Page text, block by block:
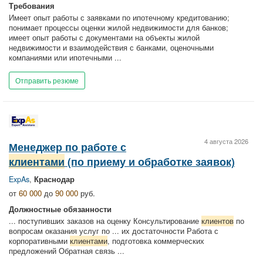
Требования
Имеет опыт работы с заявками по ипотечному кредитованию;
понимает процессы оценки жилой недвижимости для банков;
имеет опыт работы с документами на объекты жилой
недвижимости и взаимодействия с банками, оценочными
компаниями или ипотечными ...
Отправить резюме
4 августа 2026
Менеджер по работе с
клиентами (по приему и обработке заявок)
ExpAs, Краснодар
от 60 000 до 90 000 руб.
Должностные обязанности
... поступивших заказов на оценку Консультирование клиентов по
вопросам оказания услуг по ... их достаточности Работа с
корпоративными клиентами, подготовка коммерческих
предложений Обратная связь ...